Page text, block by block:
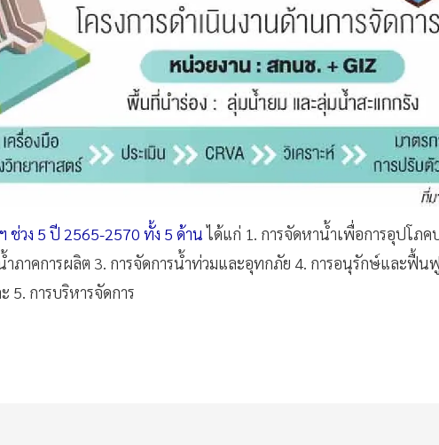
วง 5 ปี 2565-2570 ทั้ง 5 ด้านได้แก่ 1. การจัดหาน้ำเพื่อการอุปโภค
ำภาคการผลิต 3. การจัดการน้ำท่วมและอุทกภัย 4. การอนุรักษ์และฟื้น
5. การบริหารจัดการ